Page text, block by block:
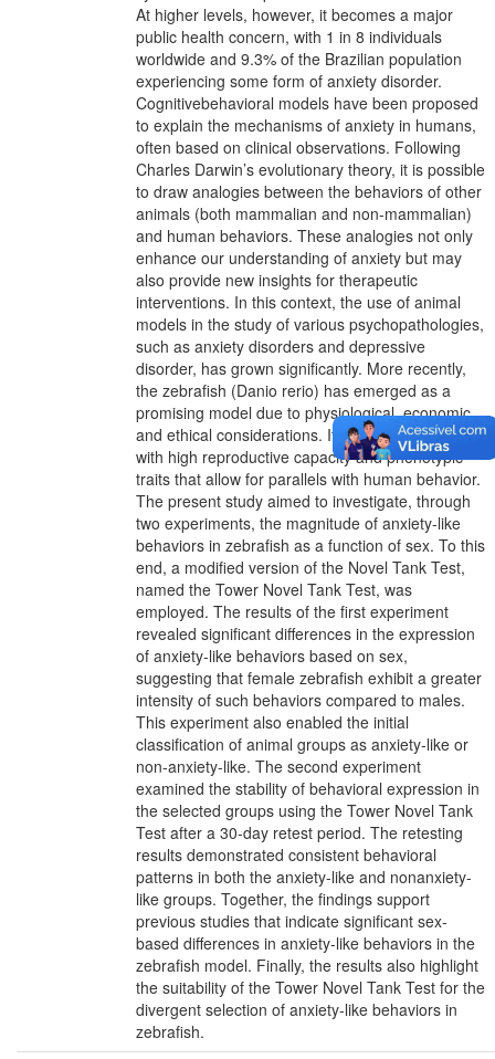
At higher levels, however, it becomes a major
public health concern, with 1 in 8 individuals
worldwide and 9.3% of the Brazilian population
experiencing some form of anxiety disorder.
Cognitivebehavioral models have been proposed
to explain the mechanisms of anxiety in humans,
often based on clinical observations. Following
Charles Darwin’s evolutionary theory, it is possible
to draw analogies between the behaviors of other
animals (both mammalian and non-mammalian)
and human behaviors. These analogies not only
enhance our understanding of anxiety but may
also provide new insights for therapeutic
interventions. In this context, the use of animal
models in the study of various psychopathologies,
such as anxiety disorders and depressive
disorder, has grown significantly. More recently,
the zebrafish (Danio rerio) has emerged as a
promising model due to physiological, economic,
and ethical considerations. It is a low-cost species
with high reproductive capacity and phenotypic
traits that allow for parallels with human behavior.
The present study aimed to investigate, through
two experiments, the magnitude of anxiety-like
behaviors in zebrafish as a function of sex. To this
end, a modified version of the Novel Tank Test,
named the Tower Novel Tank Test, was
employed. The results of the first experiment
revealed significant differences in the expression
of anxiety-like behaviors based on sex,
suggesting that female zebrafish exhibit a greater
intensity of such behaviors compared to males.
This experiment also enabled the initial
classification of animal groups as anxiety-like or
non-anxiety-like. The second experiment
examined the stability of behavioral expression in
the selected groups using the Tower Novel Tank
Test after a 30-day retest period. The retesting
results demonstrated consistent behavioral
patterns in both the anxiety-like and nonanxiety-
like groups. Together, the findings support
previous studies that indicate significant sex-
based differences in anxiety-like behaviors in the
zebrafish model. Finally, the results also highlight
the suitability of the Tower Novel Tank Test for the
divergent selection of anxiety-like behaviors in
zebrafish.